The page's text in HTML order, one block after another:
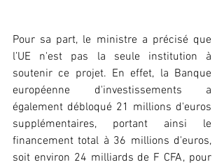
Pour sa part, le ministre a précisé que
l’UE n'est pas la seule institution à
soutenir ce projet. En effet, la Banque
européenne d'investissements a
également débloqué 21 millions d'euros
supplémentaires, portant ainsi le
financement total à 36 millions d'euros,
soit environ 24 milliards de F CFA, pour